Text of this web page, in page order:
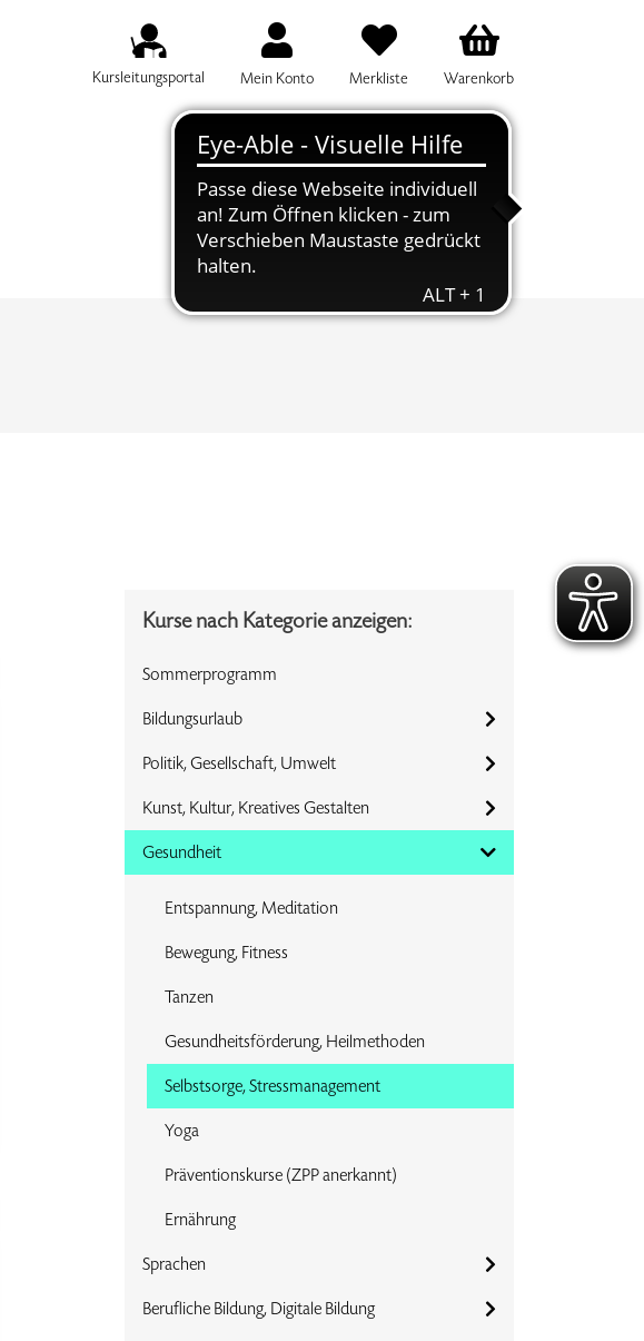
Kursleitungsportal Mein Konto Merkliste Warenkorb
SUCHBEGRIFF FÜR DIE KURSSUCHE EINGEBEN
Kurse nach Kategorie anzeigen:
Sommerprogramm
Bildungsurlaub
Politik, Gesellschaft, Umwelt
Kunst, Kultur, Kreatives Gestalten
Gesundheit
Entspannung, Meditation
Bewegung, Fitness
Tanzen
Gesundheitsförderung, Heilmethoden
Selbstsorge, Stressmanagement
Yoga
Präventionskurse (ZPP anerkannt)
Ernährung
Sprachen
Berufliche Bildung, Digitale Bildung